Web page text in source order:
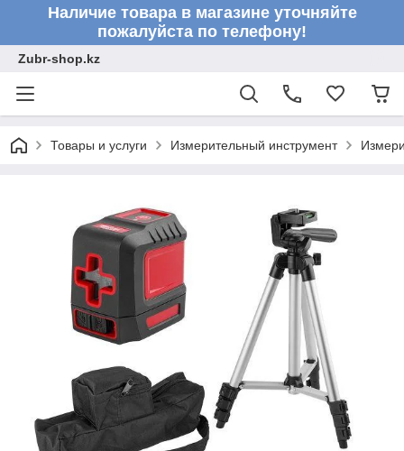
Наличие товара в магазине уточняйте
пожалуйста по телефону!
Zubr-shop.kz
Товары и услуги Измерительный инструмент